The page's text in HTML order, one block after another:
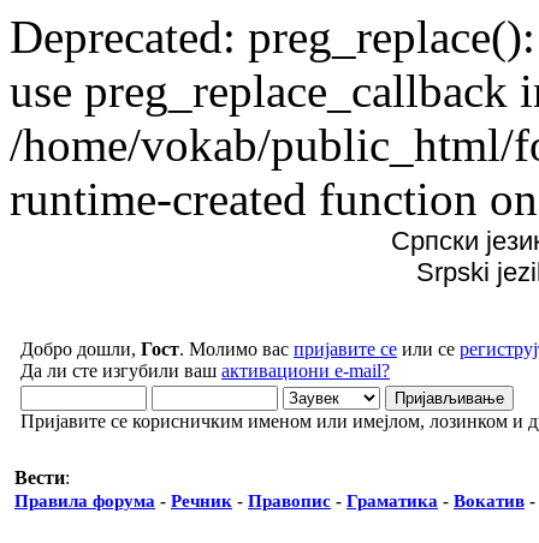
Deprecated:
use preg_replace_callback
/home/vokab/public_html/
runtime-created function
Српски
Srpski
Добро дошли, Гост. Молимо вас пријавите се или се
Да ли сте изгубили ваш активациони e-mail?
Пријавите се корисничким именом или имејлом, лозинком и
Вести:
Правила форума - Речник - Правопис - Граматика - Вокатив -